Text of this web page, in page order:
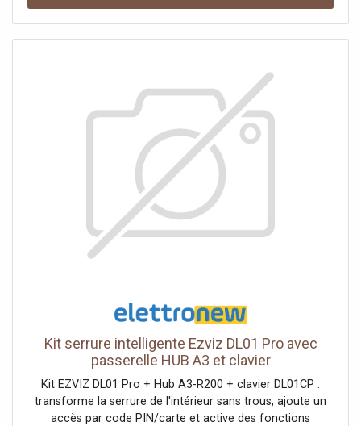
Kit serrure intelligente Ezviz DL01 Pro avec
passerelle HUB A3 et clavier
Kit EZVIZ DL01 Pro + Hub A3-R200 + clavier DL01CP :
transforme la serrure de l'intérieur sans trous, ajoute un
accès par code PIN/carte et active des fonctions